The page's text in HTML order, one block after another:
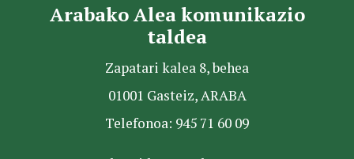
Arabako Alea komunikazio
taldea
Zapatari kalea 8, behea
01001 Gasteiz, ARABA
Telefonoa: 945 71 60 09